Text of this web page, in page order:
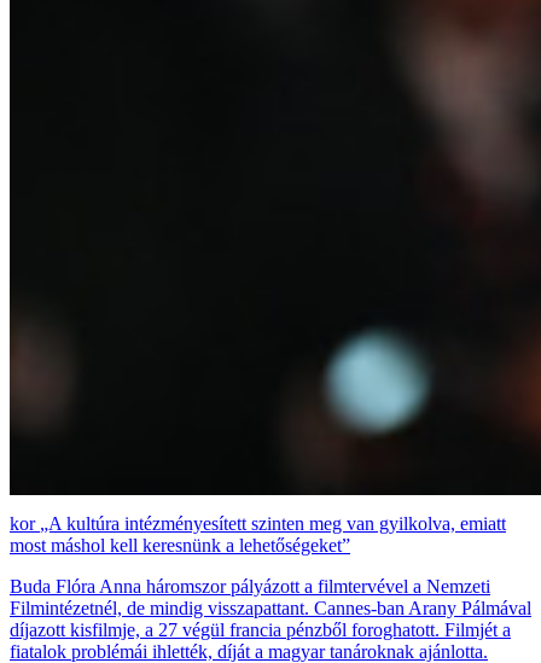
„A kultúra intézményesített szinten meg van gyilkolva, emiatt
most máshol kell keresnünk a lehetőségeket”
Buda Flóra Anna háromszor pályázott a filmtervével a Nemzeti
Filmintézetnél, de mindig visszapattant. Cannes-ban Arany Pálmával
díjazott kisfilmje, a 27 végül francia pénzből foroghatott. Filmjét a
fiatalok problémái ihlették, díját a magyar tanároknak ajánlotta.